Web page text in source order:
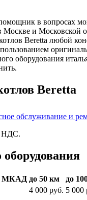
в вопросах
Москве и Московской
Beretta любой
оборудования
Beretta
обслуживание и
НДС.
МКАД до 50 км
до
4 000 руб. 5 000